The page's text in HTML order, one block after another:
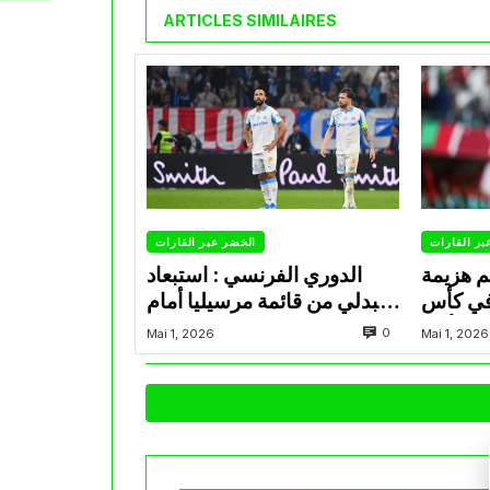
ARTICLES SIMILAIRES
الخضر عبر القارات
الدوري الفرنسي : استبعاد
عبدلي من قائمة مرسيليا أمام
نانت
Mai 1, 2026 0
القارات
هزيمة
في كأس
الأمير
Mai 1, 2026